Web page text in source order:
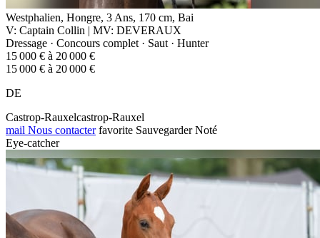
Westphalien, Hongre, 3 Ans, 170 cm, Bai
V: Captain Collin | MV: DEVERAUX
Dressage · Concours complet · Saut · Hunter
15 000 € à 20 000 €
15 000 € à 20 000 €
DE
Castrop-Rauxelcastrop-Rauxel
mail Nous contacter favorite Sauvegarder Noté
Eye-catcher